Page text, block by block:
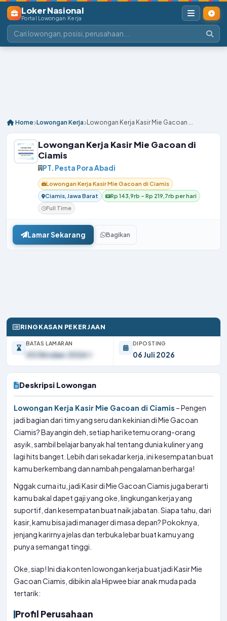
Loker Nasional
Portal Lowongan Kerja
Home Lowongan Kerja Lowongan Kerja Kasir Mie Gacoan ...
Lowongan Kerja Kasir Mie Gacoan di
Ciamis
PT. Pesta Pora Abadi
Lowongan Kerja Kasir Mie Gacoan di Ciamis
Ciamis, Jawa Barat
Rp 143,9rb – Rp 219,7rb per hari
Full Time
Lamar Sekarang Bagikan
RINGKASAN PEKERJAAN
BATAS LAMARAN
03 Oktober 2026
DIPOSTING
06 Juli 2026
Deskripsi Lowongan
Lowongan Kerja Kasir Mie Gacoan di Ciamis – Pengen
jadi bagian dari tim yang seru dan kekinian di Mie Gacoan
Ciamis? Bayangin deh, setiap hari ketemu orang-orang
asyik, sambil belajar banyak hal tentang dunia kuliner yang
lagi hits banget. Lebih dari sekadar kerja, ini kesempatan buat
kamu berkembang dan nambah pengalaman berharga!
Nggak cuma itu, jadi Kasir di Mie Gacoan Ciamis juga berarti
kamu bakal dapet gaji yang oke, lingkungan kerja yang
suportif, dan kesempatan buat naik jabatan. Siapa tahu, dari
kasir, kamu bisa jadi manager di masa depan? Pokoknya,
jenjang karirnya jelas dan terbuka lebar buat kamu yang
punya semangat tinggi.
Oke, siap! Ini dia konten lowongan kerja buat jadi Kasir Mie
Gacoan Ciamis, dibikin ala Hipwee biar anak muda pada
tertarik:
Profil Perusahaan